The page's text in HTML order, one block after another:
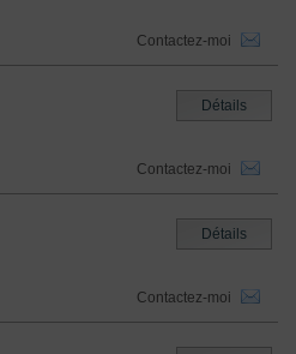
Contactez-moi
Détails
Contactez-moi
Détails
Contactez-moi